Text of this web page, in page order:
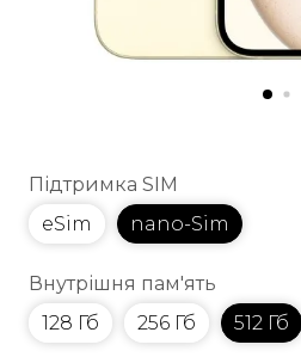
Підтримка SIM
eSim
nano-Sim
Внутрішня пам'ять
128 Гб
256 Гб 512 Гб